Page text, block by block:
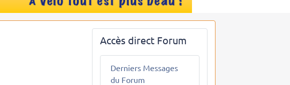
Accès direct Forum
Derniers Messages
du Forum